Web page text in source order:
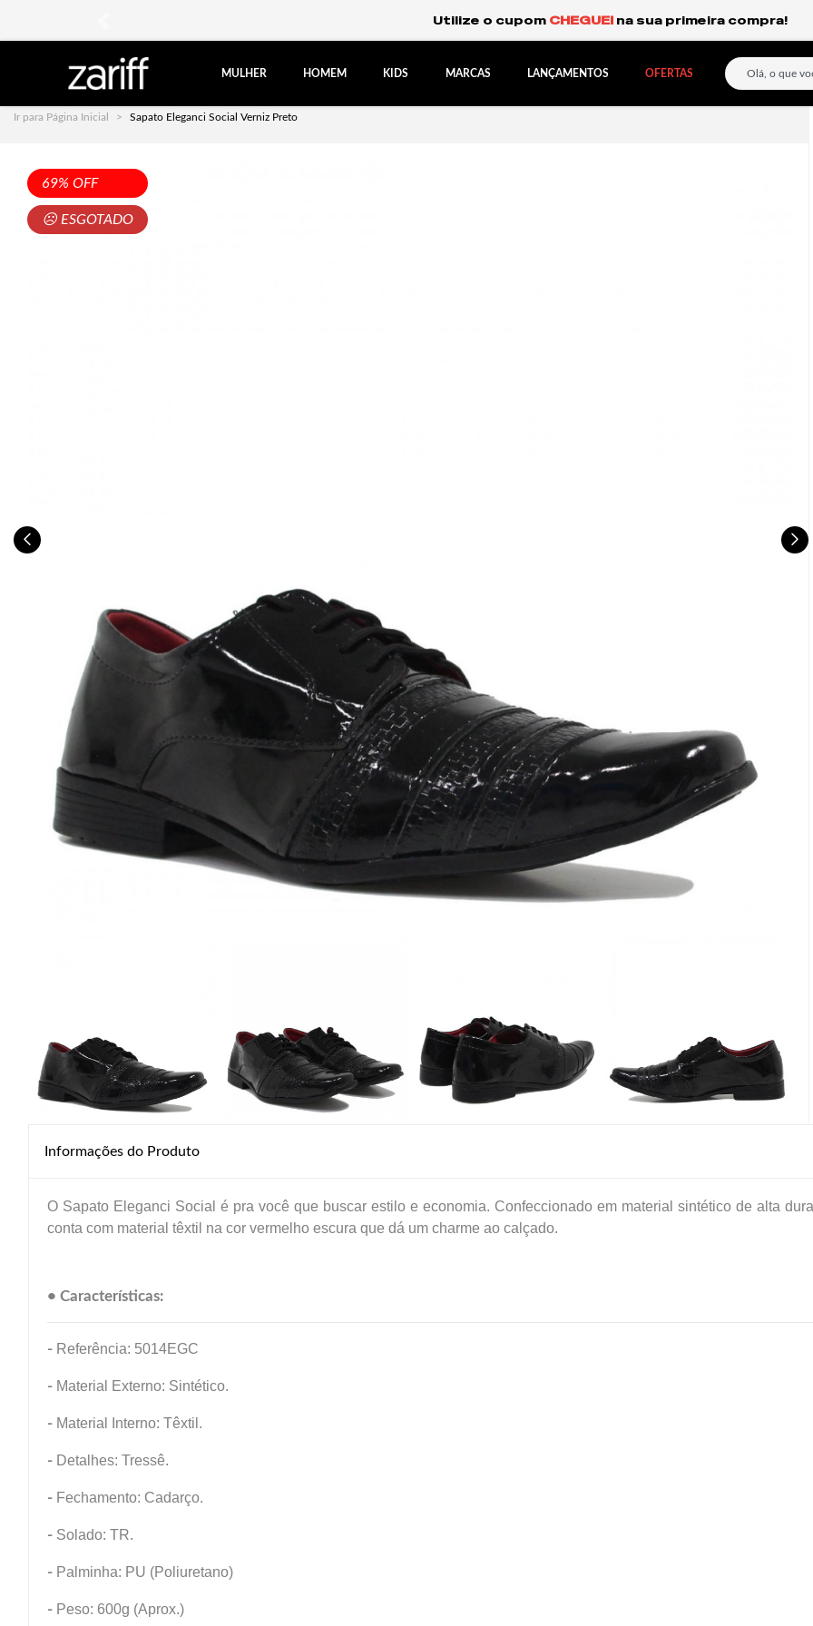
Frete Grátis Expresso para o Sul e São Paulo.
MULHER HOMEM KIDS MARCAS LANÇAMENTOS OFERTAS
Ir para Página Inicial Sapato Eleganci Social Verniz Preto
69% OFF
☹ ESGOTADO
Informações do Produto
O Sapato Eleganci Social é pra você que buscar estilo e economia. Confeccionado em material sintético de alta
conta com material têxtil na cor vermelho escura que dá um charme ao calçado.
• Características:
- Referência: 5014EGC
- Material Externo: Sintético.
- Material Interno: Têxtil.
- Detalhes: Tressê.
- Fechamento: Cadarço.
- Solado: TR.
- Palminha: PU (Poliuretano)
- Peso: 600g (Aprox.)